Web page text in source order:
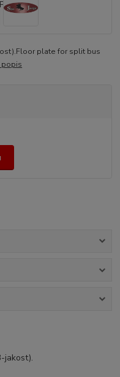
plate for split bus
popis
jakost).